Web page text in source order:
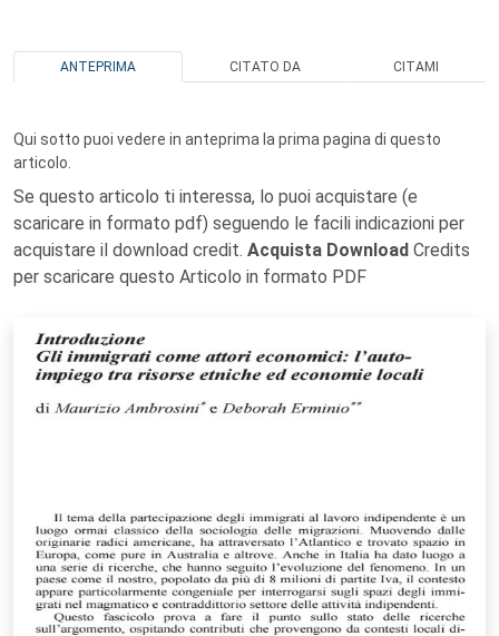
ANTEPRIMA CITATO DA CITAMI
Qui sotto puoi vedere in anteprima la prima pagina di questo
articolo.
Se questo articolo ti interessa, lo puoi acquistare (e
scaricare in formato pdf) seguendo le facili indicazioni per
acquistare il download credit. Acquista Download Credits
per scaricare questo Articolo in formato PDF